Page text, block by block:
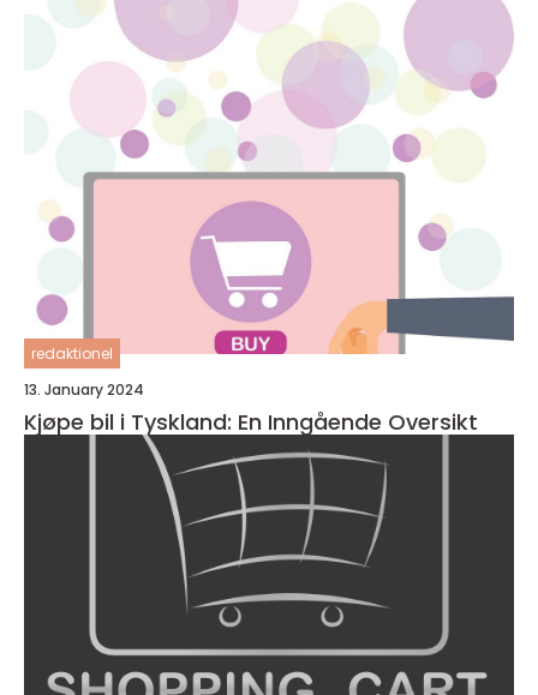
redaktionel
13. January 2024
Kjøpe bil i Tyskland: En Inngående Oversikt